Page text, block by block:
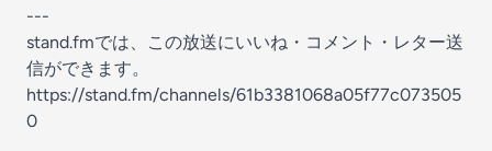
---
stand.fmでは、この放送にいいね・コメント・レター送
信ができます。
https://stand.fm/channels/61b3381068a05f77c073505
0